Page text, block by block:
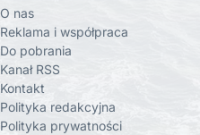
O nas
Reklama i współpraca
Do pobrania
Kanał RSS
Kontakt
Polityka redakcyjna
Polityka prywatności